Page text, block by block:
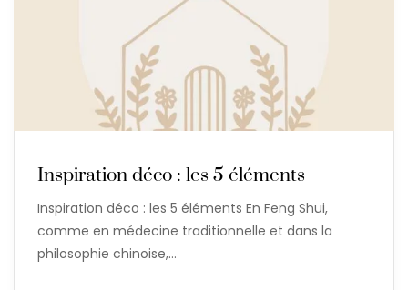
Inspiration déco : les 5 éléments
Inspiration déco : les 5 éléments En Feng Shui,
comme en médecine traditionnelle et dans la
philosophie chinoise,…